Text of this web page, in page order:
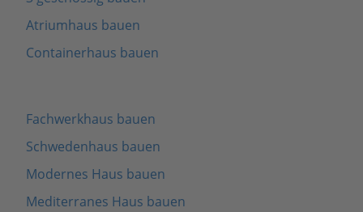
Atriumhaus bauen
Containerhaus bauen
Fachwerkhaus bauen
Schwedenhaus bauen
Modernes Haus bauen
Mediterranes Haus bauen